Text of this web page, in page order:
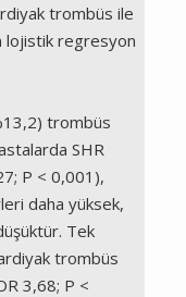
trombüs ile
lojistik regresyon
trombüs
SHR
P < 0,001),
daha yüksek,
Tek
trombüs
3,68; P <